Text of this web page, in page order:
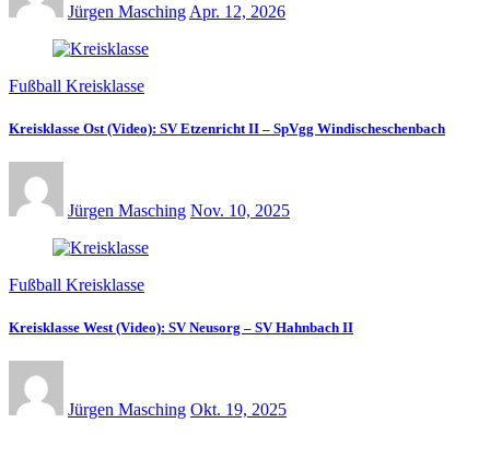
Jürgen Masching Apr. 12, 2026
Fußball Kreisklasse
Kreisklasse Ost (Video): SV Etzenricht II – SpVgg Windischeschenbach
Jürgen Masching Nov. 10, 2025
Fußball Kreisklasse
Kreisklasse West (Video): SV Neusorg – SV Hahnbach II
Jürgen Masching Okt. 19, 2025